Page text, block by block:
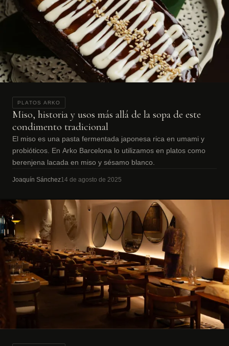
PLATOS ARKO
Miso, historia y usos más allá de la sopa de este
condimento tradicional
El miso es una pasta fermentada japonesa rica en umami y
probióticos. En Arko Barcelona lo utilizamos en platos como
berenjena lacada en miso y sésamo blanco.
Joaquín Sánchez14 de agosto de 2025